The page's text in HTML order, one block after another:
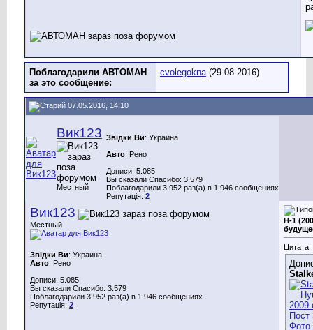
Поблагодарили АВТОМАН
за это сообщение:
cvolegokna (29.08.2016)
07.05.2016, 14:10
Вик123
Местный
Звідки Ви: Украина
Авто: Рено
Дописи: 5.085
Вы сказали Спасибо: 3.579
Поблагодарили 3.952 раз(а) в 1.946 сообщениях
Репутація: 2
Вик123
Местный
Звідки Ви: Украина
Авто: Рено
Дописи: 5.085
Вы сказали Спасибо: 3.579
Поблагодарили 3.952 раз(а) в 1.946 сообщениях
Репутація: 2
H-1
Цитата: